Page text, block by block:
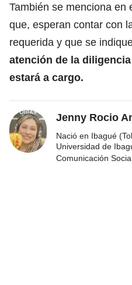
También se menciona en
que, esperan contar con
requerida y que se
atención de la diligencia
estará a cargo.
Jenny Rocio
Nació en Ibagué
Universidad de
Comunicación